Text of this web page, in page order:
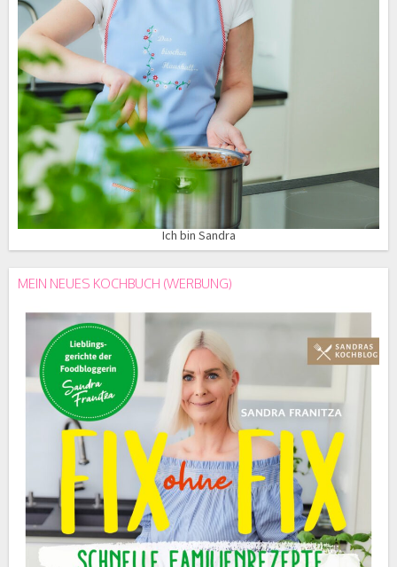
Ich bin Sandra
MEIN NEUES KOCHBUCH (WERBUNG)